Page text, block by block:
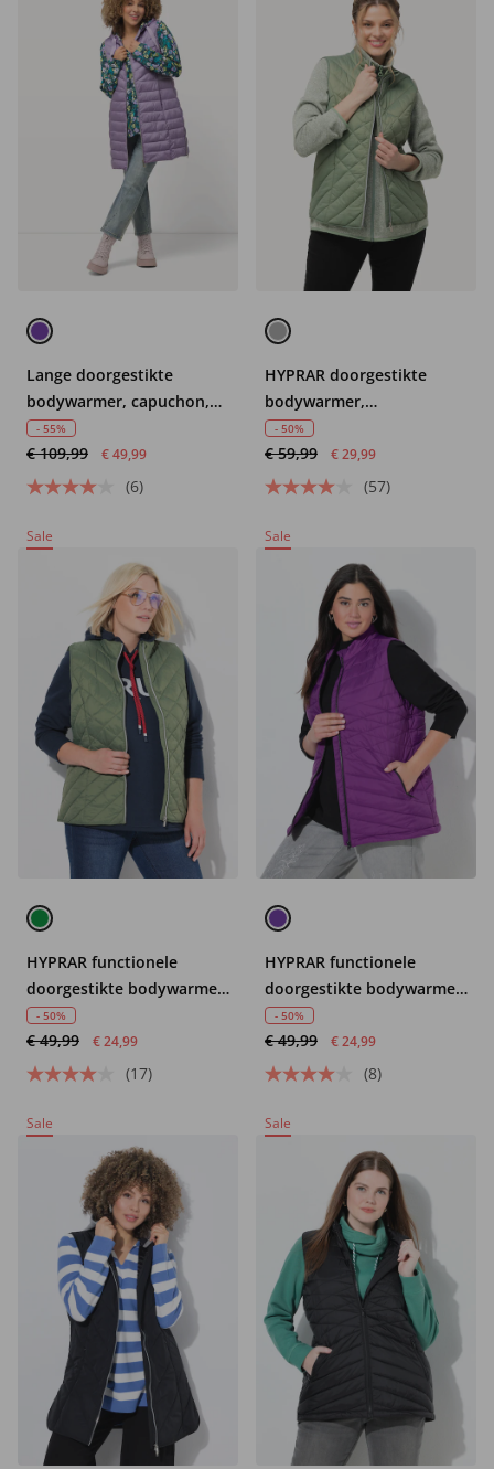
Lange doorgestikte
bodywarmer, capuchon,
rits aan de zijkanten,
opstaande kraag
- 55%
€ 109,99 € 49,99
(6)
HYPRAR doorgestikte
bodywarmer,
waterafstotend,
opstaande kraag,
gerecycled
- 50%
€ 59,99 € 29,99
(57)
Sale
HYPRAR functionele
doorgestikte bodywarmer,
waterafstotend,
opstaande kraag
- 50%
€ 49,99 € 24,99
(17)
Sale
HYPRAR functionele
doorgestikte bodywarmer,
waterafstotend,
gerecycled
- 50%
€ 49,99 € 24,99
(8)
Sale Sale